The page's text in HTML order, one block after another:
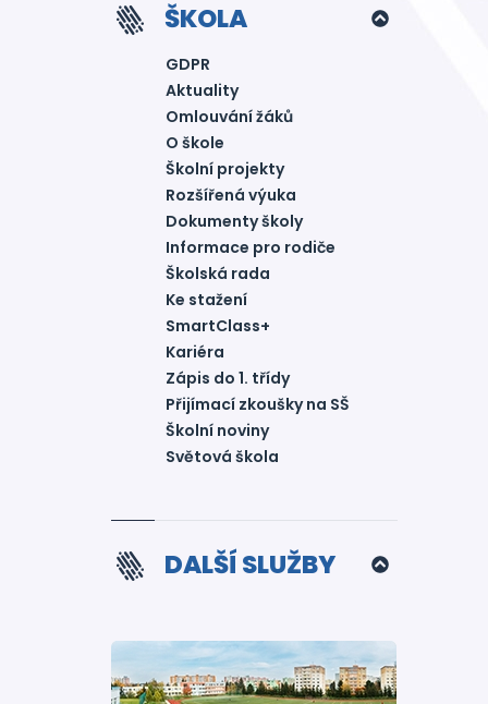
ŠKOLA
GDPR
Aktuality
Omlouvání žáků
O škole
Školní projekty
Rozšířená výuka
Dokumenty školy
Informace pro rodiče
Školská rada
Ke stažení
SmartClass+
Kariéra
Zápis do 1. třídy
Přijímací zkoušky na SŠ
Školní noviny
Světová škola
DALŠÍ SLUŽBY